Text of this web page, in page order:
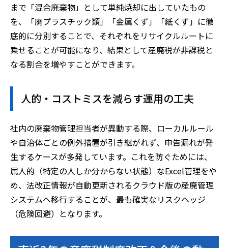
まで「混合廃棄物」として単純焼却に出していたもの
を、「廃プラスチック類」「金属くず」「紙くず」に徹
底的に分別することで、それぞれをリサイクルルートに
乗せることが可能になり、結果として産廃税が非課税と
なる割合を増やすことができます。
人的・コストミスを減らす運用の工夫
社内の廃棄物管理担当者が異動する際、ローカルルール
や自治体ごとの例外措置が引き継がれず、申告漏れが発
生するケースが多発しています。これを防ぐためには、
属人的（特定の人しか分からない状態）なExcel管理をや
め、法改正情報が自動更新されるクラウド版の産廃管理
システムへ移行することが、最も確実なリスクヘッジ
（危険回避）となります。